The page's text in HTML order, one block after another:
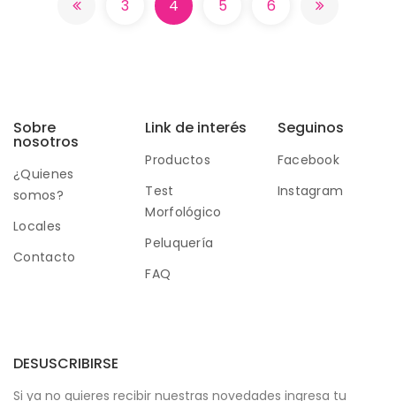
3 4 5 6
Sobre
nosotros
¿Quienes
somos?
Locales
Contacto
Link de interés
Productos
Test
Morfológico
Peluquería
FAQ
Seguinos
Facebook
Instagram
DESUSCRIBIRSE
Si ya no quieres recibir nuestras novedades ingresa tu